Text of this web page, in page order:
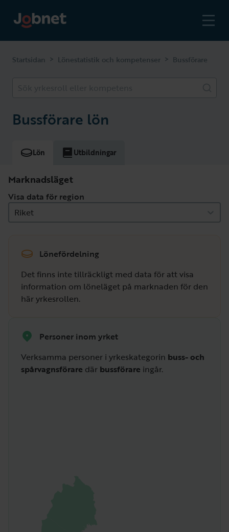
Startsidan > Lönestatistik och kompetenser > Bussförare
Bussförare lön
Lön Utbildningar
Marknadsläget
Visa data för region
Riket
Lönefördelning
Det finns inte tillräckligt med data för att visa
information om löneläget på marknaden för den
här yrkesrollen.
Personer inom yrket
Verksamma personer i yrkeskategorin buss- och
spårvagnsförare där bussförare ingår.